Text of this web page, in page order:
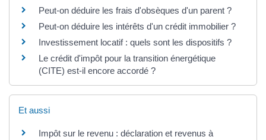
Peut-on déduire les frais d'obsèques d'un parent ?
Peut-on déduire les intérêts d'un crédit immobilier ?
Investissement locatif : quels sont les dispositifs ?
Le crédit d'impôt pour la transition énergétique
(CITE) est-il encore accordé ?
Et aussi
Impôt sur le revenu : déclaration et revenus à